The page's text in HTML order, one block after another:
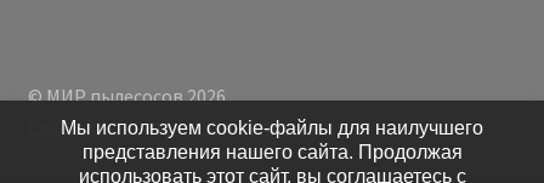
© МИР пылесосов 2026
Создано с помощью WooCommerce
Мы используем cookie-файлы для наилучшего
представления нашего сайта. Продолжая
использовать этот сайт, вы соглашаетесь с